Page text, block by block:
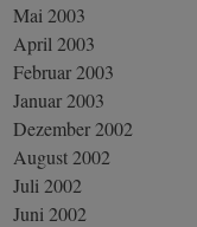
Mai 2003
April 2003
Februar 2003
Januar 2003
Dezember 2002
August 2002
Juli 2002
Juni 2002